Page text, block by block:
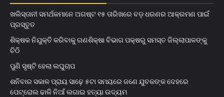
ଖଲିସ୍ତାନୀ ସମର୍ଥକମାନେ ଅଗଷ୍ଟ ୧୫ ତାରିଖରେ ବଡ଼ ଧରଣର ଆକ୍ରମଣ ପାଇଁ
ପ୍ରସ୍ତୁତ
ଶିକ୍ଷକ ନିଯୁକ୍ତି କରିବାକୁ ଗଣଶିକ୍ଷା ବିଭାଗ ପକ୍ଷରୁ ସମସ୍ତ ଜିଲ୍ଲାପାଳଙ୍କୁ
ଚିଠି
ପୁଣି ସୃଷ୍ଟି ହେଲା ଲଘୁଚାପ
ଶନିବାର ସକାଳ ପ୍ରାୟ ସାଢ଼େ ୫ଟା ସମୟରେ ଜଣେ ଯୁବକଙ୍କ ଦେହରେ
ପେଟ୍ରୋଲ ଢାଳି ନିଆଁ ଲଗାଇ ହତ୍ୟା ଉଦ୍ୟମ